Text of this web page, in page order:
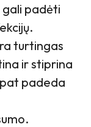
padėti
turtingas
ir stiprina
padeda